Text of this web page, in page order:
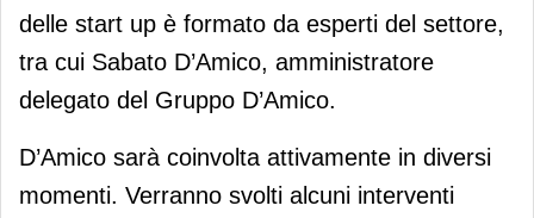
delle start up è formato da esperti del settore,
tra cui Sabato D’Amico, amministratore
delegato del Gruppo D’Amico.
D’Amico sarà coinvolta attivamente in diversi
momenti. Verranno svolti alcuni interventi